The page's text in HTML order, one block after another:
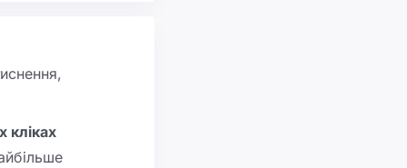
кліках